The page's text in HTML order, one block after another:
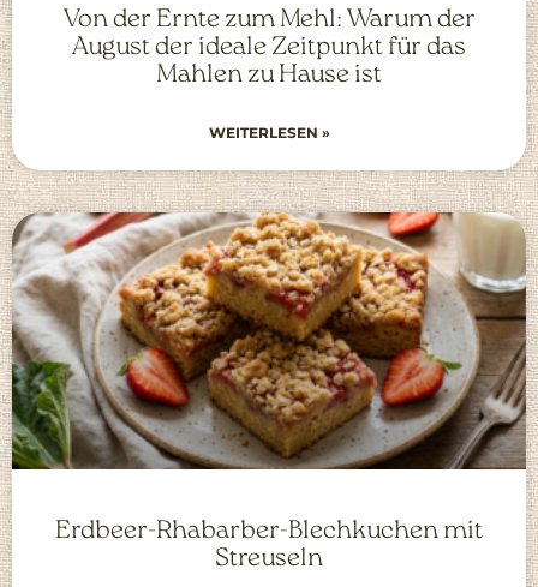
Von der Ernte zum Mehl: Warum der
August der ideale Zeitpunkt für das
Mahlen zu Hause ist
WEITERLESEN »
Erdbeer-Rhabarber-Blechkuchen mit
Streuseln